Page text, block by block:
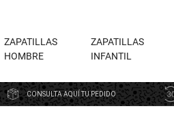
ZAPATILLAS
HOMBRE
ZAPATILLAS
INFANTIL
CONSULTA AQUÍ TU PEDIDO